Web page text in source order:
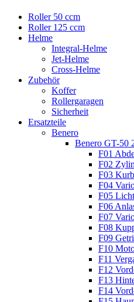
Roller 50 ccm
Roller 125 ccm
Helme
Integral-Helme
Jet-Helme
Cross-Helme
Zubehör
Koffer
Rollergaragen
Sicherheit
Ersatzteile
Benero
Benero GT-50
F01
F02
F03
F04
F05
F06
F07
F08
F09
F10
F11
F12
F13
F14